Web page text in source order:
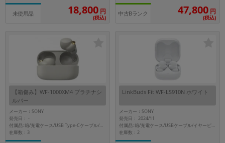
未使用品 18,800 円
(税込)
中古Bランク 47,800 円
(税込)
【箱傷み】WF-1000XM4 プラチナシ
ルバー
メーカー：SONY
発売日：-
付属品: 箱/充電ケース/USB Type-Cケーブル/イヤーピース（S,M,Lx2）/取扱説明書/使用上のご注意
在庫数：3
LinkBuds Fit WF-LS910N ホワイト
メーカー：SONY
発売日： 2024/11
付属品: 箱/充電ケース/USBケーブル/イヤーピース/保証書
在庫数：2